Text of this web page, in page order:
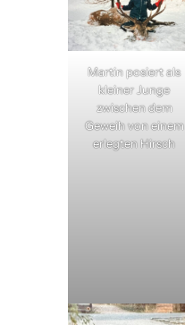
Martin posiert als
kleiner Junge
zwischen dem
Geweih von einem
erlegten Hirsch